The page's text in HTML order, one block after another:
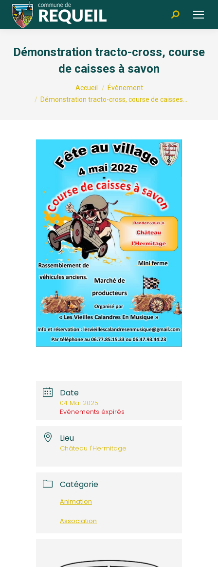
Recherche
:
Démonstration tracto-cross, course
de caisses à savon
Accueil
Évènement
Démonstration tracto-cross, course de caisses…
Date
04 Mai 2025
Evénements éxpirés
Lieu
Château l'Hermitage
Catégorie
Animation
Association